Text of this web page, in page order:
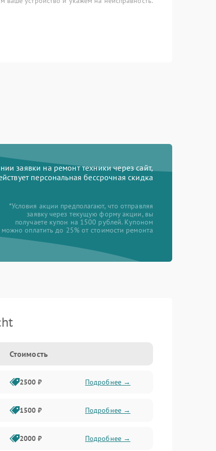
заявки на ремонт техники через сайт,
персональная бессрочная скидка
*Условия акции предполагают, что отправляя
заявку через текущую форму акции, вы
получаете купон на 1500 рублей. Купоном
можно оплатить до 25% от стоимости ремонта
Стоимость
2500 ₽ Подробнее →
1500 ₽ Подробнее →
2000 ₽ Подробнее →